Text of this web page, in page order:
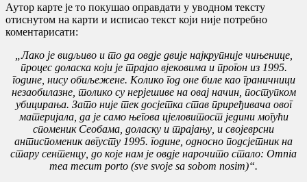
Аутор карте је то покушао оправдати у уводном тексту
отиснутом на карти и исписао текст који није потребно
коментарисати:
„Лако је видљиво и то да овдје двије најкрупније чињенице,
процес доласка који је трајао вјековима и прогон из 1995.
године, нису обиљежене. Колико год оне биле као граничници
незаобилазне, толико су нерјешиве на овај начин, поступком
убицирања. Зато није тек досјетка став приређивача овог
материјала, да је само његова цјеловитост једини могући
споменик Сеобама, доласку и трајању, и својеврсни
антиспоменик августу 1995. године, односно подсјетник на
стару сентенцу, до које нам је овдје нарочито стало: Omnia
mea mecum porto (sve svoje sa sobom nosim)“.